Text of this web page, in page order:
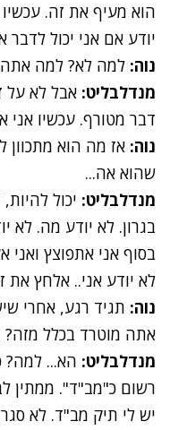
הוא מעיף את זה.
יודע אם אני יכול לדבר
נוה: למה לא? למה
מנדלבליט: אבל לא על
דבר מטורף. עכשיו אני
נוה: אז מה הוא מתכוון
שהוא אה...
מנדלבליט: יכול
בגרון. לא יודע מה. לא
בסוף אני אתפוצץ ואני
לא יודע אני.. אלחץ את
נוה: תגיד רגע, אחרי
אתה מוטרד בכלל מזה?
מנדלבליט: הא... למה?
רשום כ"מב"ד". ממתין
יש לי תיק מב"ד. לא